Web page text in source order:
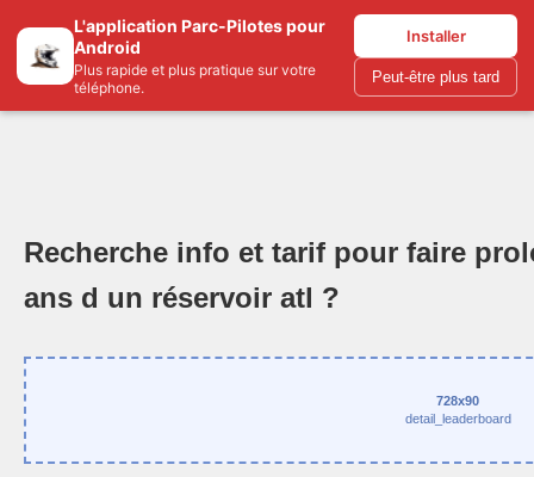
L'application Parc-Pilotes pour
Android
Plus rapide et plus pratique sur votre
téléphone.
Installer
Peut-être plus tard
Parc-pilotes.com
Recherche info et tarif pour faire
ans d un réservoir atl ?
728x90
detail_leaderboard